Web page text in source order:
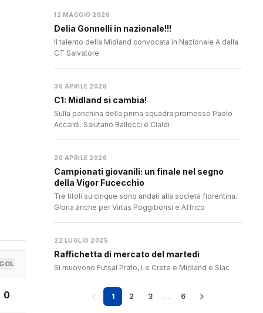
GOL
0
12 MAGGIO 2026
Delia Gonnelli in nazionale!!!
Il talento della Midland convocata in Nazionale A dalla
CT Salvatore
30 APRILE 2026
C1: Midland si cambia!
Sulla panchina della prima squadra promosso Paolo
Accardi. Salutano Ballocci e Cialdi
20 APRILE 2026
Campionati giovanili: un finale nel segno
della Vigor Fucecchio
Tre titoli su cinque sono andati alla società fiorentina.
Gloria anche per Virtus Poggibonsi e Affrico
22 LUGLIO 2025
Raffichetta di mercato del martedì
Si muovono Futsal Prato, Le Crete e Midland e Slac
1 2 3 … 6